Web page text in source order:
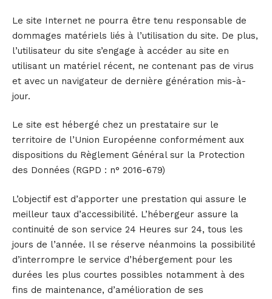
Le site Internet ne pourra être tenu responsable de
dommages matériels liés à l’utilisation du site. De plus,
l’utilisateur du site s’engage à accéder au site en
utilisant un matériel récent, ne contenant pas de virus
et avec un navigateur de dernière génération mis-à-
jour.
Le site est hébergé chez un prestataire sur le
territoire de l’Union Européenne conformément aux
dispositions du Règlement Général sur la Protection
des Données (RGPD : n° 2016-679)
L’objectif est d’apporter une prestation qui assure le
meilleur taux d’accessibilité. L’hébergeur assure la
continuité de son service 24 Heures sur 24, tous les
jours de l’année. Il se réserve néanmoins la possibilité
d’interrompre le service d’hébergement pour les
durées les plus courtes possibles notamment à des
fins de maintenance, d’amélioration de ses